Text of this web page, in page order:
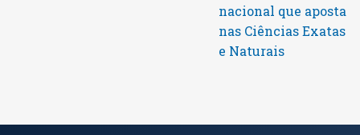
nacional que aposta
nas Ciências Exatas
e Naturais